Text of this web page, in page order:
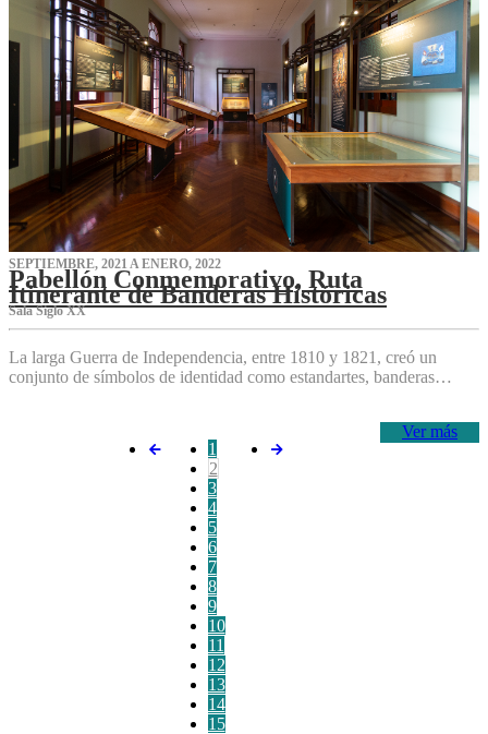
SEPTIEMBRE, 2021 A ENERO, 2022
Pabellón Conmemorativo, Ruta
Itinerante de Banderas Históricas
Sala Siglo XX
La larga Guerra de Independencia, entre 1810 y 1821, creó un
conjunto de símbolos de identidad como estandartes, banderas…
Ver más
1
2
3
4
5
6
7
8
9
10
11
12
13
14
15